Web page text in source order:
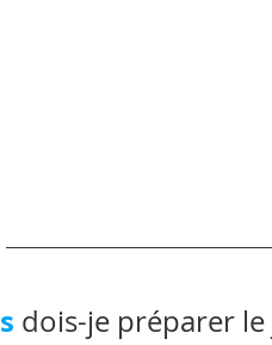
dois-je préparer